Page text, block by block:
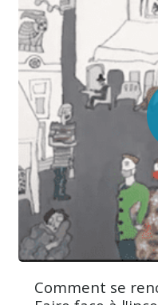
Comment se